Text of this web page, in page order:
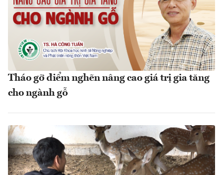
Tháo gỡ điểm nghẽn nâng cao giá trị gia tăng
cho ngành gỗ